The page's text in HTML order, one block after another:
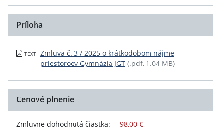
Príloha
TEXT
Zmluva č. 3 / 2025 o krátkodobom nájme
priestoroev Gymnázia JGT (.pdf, 1.04 MB)
Cenové plnenie
Zmluvne dohodnutá čiastka: 98,00 €